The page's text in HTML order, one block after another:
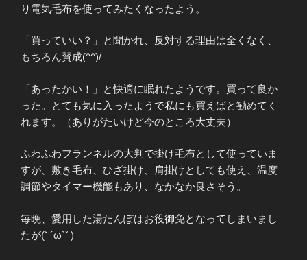
り電気毛布を使ってみたくなったよう。
「買っていい？」と聞かれ、反対する理由は全くなく、
もちろん賛成(^^)/
「あったかい！」と快適に眠れたようです。買って良か
った。とても気に入ったようで私にも買えばと勧めてく
れます。（ありがたいけど今のところ大丈夫）
ふわふわフランネルの大判で掛け毛布として使っていま
すが、敷き毛布、ひざ掛け、肩掛けとしても使え、温度
調節やタイマー機能もあり、なかなか良さそう。
毎晩、愛用した湯たんぽはお役御免となってしまいまし
たが(ﾟ´ω`ﾟ)